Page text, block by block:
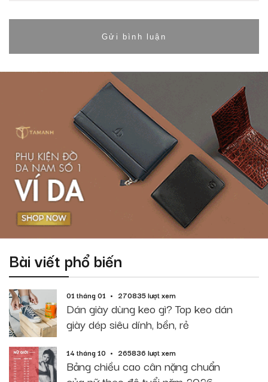
Bài viết phổ biến
01 tháng 01 270835 lượt xem
Dán giày dùng keo gì? Top keo dán
giày dép siêu dính, bền, rẻ
14 tháng 10 265836 lượt xem
Bảng chiều cao cân nặng chuẩn